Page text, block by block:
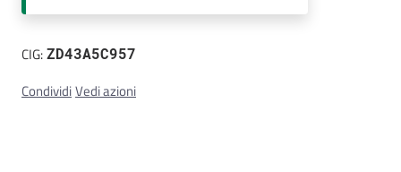
CIG:ZD43A5C957
CondividiVedi azioni